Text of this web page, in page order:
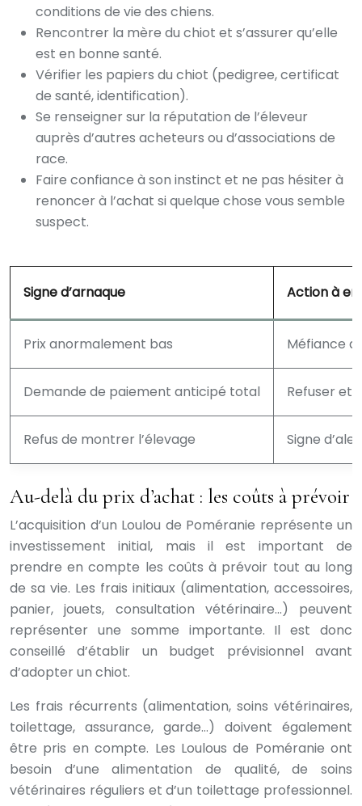
conditions de vie des chiens.
Rencontrer la mère du chiot et s’assurer qu’elle
est en bonne santé.
Vérifier les papiers du chiot (pedigree, certificat
de santé, identification).
Se renseigner sur la réputation de l’éleveur
auprès d’autres acheteurs ou d’associations de
race.
Faire confiance à son instinct et ne pas hésiter à
renoncer à l’achat si quelque chose vous semble
suspect.
Signe d’arnaque Action à
Prix anormalement bas Méfiance
Demande de paiement anticipé total Refuser et
Refus de montrer l’élevage Signe
Au-delà du prix d’achat : les coûts à prévoir
L’acquisition d’un Loulou de Poméranie représente un
investissement initial, mais il est important de
prendre en compte les coûts à prévoir tout au long
de sa vie. Les frais initiaux (alimentation, accessoires,
panier, jouets, consultation vétérinaire…) peuvent
représenter une somme importante. Il est donc
conseillé d’établir un budget prévisionnel avant
d’adopter un chiot.
Les frais récurrents (alimentation, soins vétérinaires,
toilettage, assurance, garde…) doivent également
être pris en compte. Les Loulous de Poméranie ont
besoin d’une alimentation de qualité, de soins
vétérinaires réguliers et d’un toilettage professionnel.